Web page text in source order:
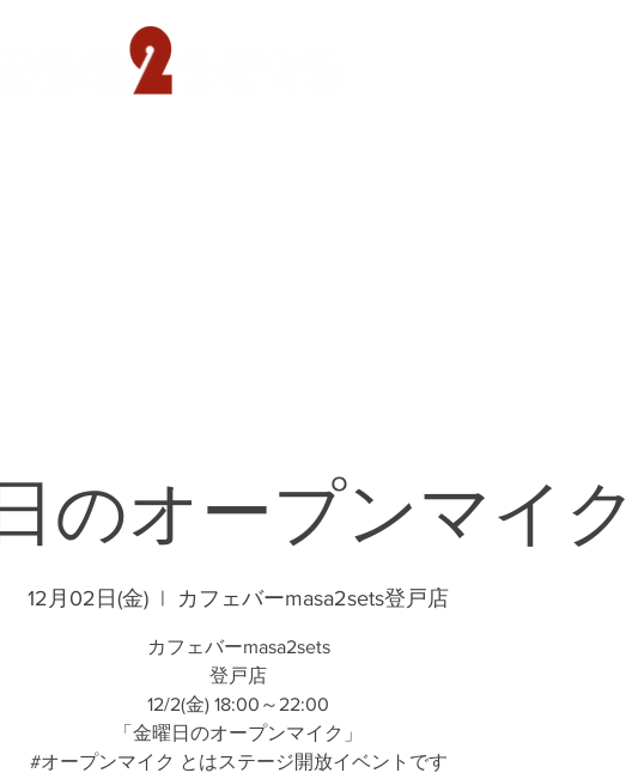
のオープンマイク
12月02日(金)
  |
カフェバーmasa2sets登戸店
カフェバーmasa2sets
登戸店
12/2(金) 18:00～22:00
「金曜日のオープンマイク」
#オープンマイク とはステージ開放イベントです